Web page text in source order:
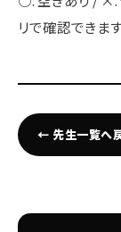
リで確認できます
← 先生一覧へ